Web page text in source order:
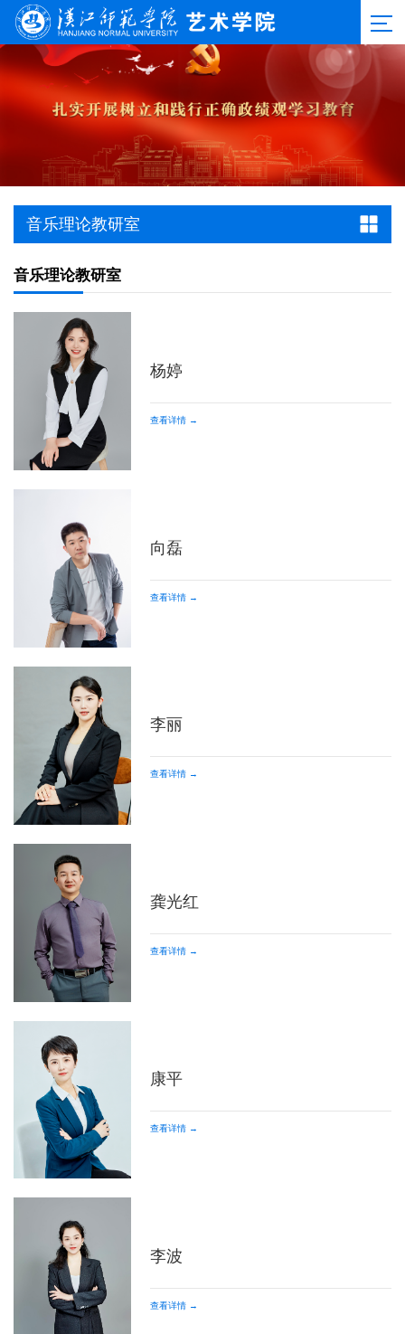
音乐理论教研室
音乐理论教研室
杨婷
查看详情 →
向磊
查看详情 →
李丽
查看详情 →
龚光红
查看详情 →
康平
查看详情 →
李波
查看详情 →